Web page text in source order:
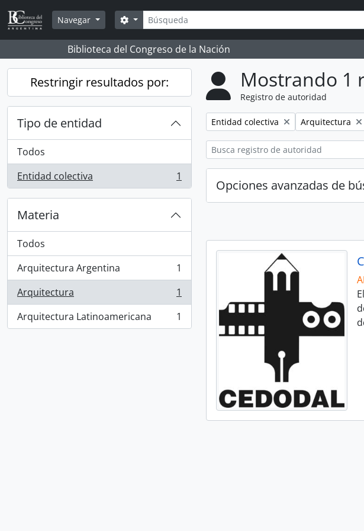
Skip to main content
Navegar
Búsqueda
Search options
Biblioteca del Congreso de la Nación
Restringir resultados por:
Tipo de entidad
Todos
Entidad colectiva
, 1 resultados 1
Materia
Todos
Arquitectura Argentina
, 1 resultados
1
Arquitectura
, 1 resultados
1
Arquitectura Latinoamericana
, 1 resultados 1
Mostrando 1
Registro de autoridad
Remove filter:
Entidad colectiva Remove filter:
Arquitectura
Opciones avanzadas de